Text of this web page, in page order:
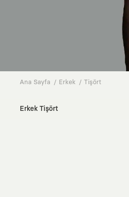
Ana Sayfa Erkek Tişört
Erkek Tişört